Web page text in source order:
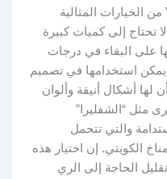
الخيارات المثالية
تحتاج إلى كميات كبيرة
على البقاء في درجات
يمكن استخدامها في تصميم
لها أشكال أنيقة وألوان
مثل “الشفليرا”
والتي تتحمل
الكويتي. إن اختيار هذه
الحاجة إلى الري